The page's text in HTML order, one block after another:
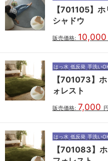
【701105】
シャドウ
販売価格: 10,000
はっ水 低反発 手洗い
【701073】
ォレスト
販売価格: 7,000 円
はっ水 低反発 手洗い
【701083】